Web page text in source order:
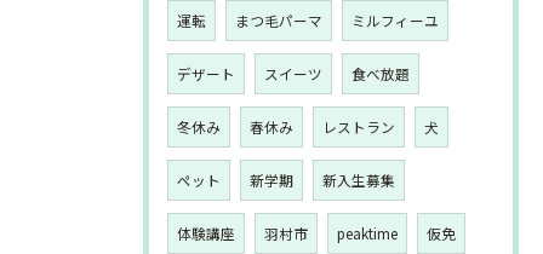
運転 まつ毛パーマ ミルフィーユ
デザート スイーツ 食べ放題
冬休み 春休み レストラン 犬
ペット 新学期 新入生募集
体験講座 羽村市 peaktime 仮免